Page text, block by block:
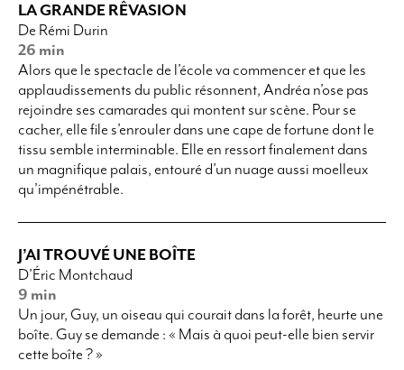
LA GRANDE RÊVASION
De Rémi Durin
26 min
Alors que le spectacle de l’école va commencer et que les
applaudissements du public résonnent, Andréa n’ose pas
rejoindre ses camarades qui montent sur scène. Pour se
cacher, elle file s’enrouler dans une cape de fortune dont le
tissu semble interminable. Elle en ressort finalement dans
un magnifique palais, entouré d’un nuage aussi moelleux
qu’impénétrable.
J’AI TROUVÉ UNE BOÎTE
D’Éric Montchaud
9 min
Un jour, Guy, un oiseau qui courait dans la forêt, heurte une
boîte. Guy se demande : « Mais à quoi peut-elle bien servir
cette boîte ? »